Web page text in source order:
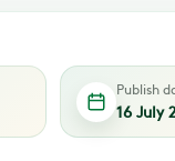
Publish
16 July